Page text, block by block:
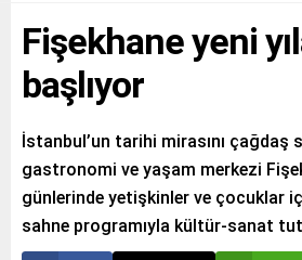
Fişekhane yeni
başlıyor
İstanbul’un tarihi mirasını
gastronomi ve yaşam merkezi
günlerinde yetişkinler ve çocuklar
sahne programıyla kültür-sanat